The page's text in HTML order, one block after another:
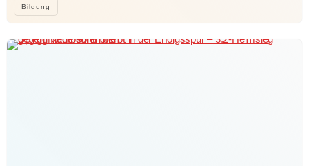
Bildung